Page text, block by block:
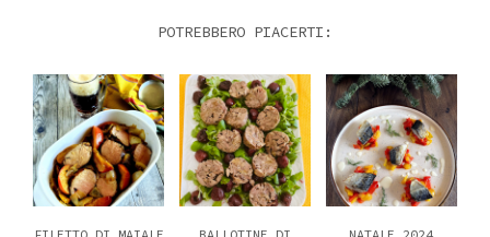
POTREBBERO PIACERTI: